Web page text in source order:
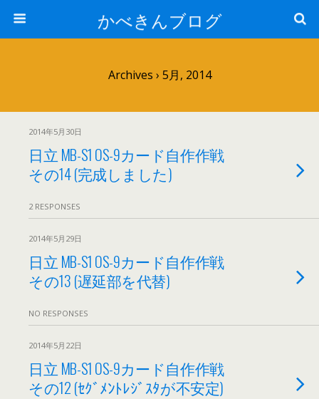
かべきんブログ
Archives › 5月, 2014
2014年5月30日
日立 MB-S1 OS-9カード自作作戦
その14 (完成しました)
2 RESPONSES
2014年5月29日
日立 MB-S1 OS-9カード自作作戦
その13 (遅延部を代替)
NO RESPONSES
2014年5月22日
日立 MB-S1 OS-9カード自作作戦
その12 (ｾｸﾞﾒﾝﾄﾚｼﾞｽﾀが不安定)